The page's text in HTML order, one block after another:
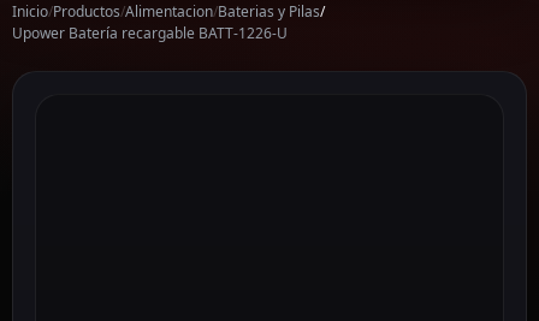
Inicio/Productos/Alimentacion/Baterias y Pilas/
Upower Batería recargable BATT-1226-U